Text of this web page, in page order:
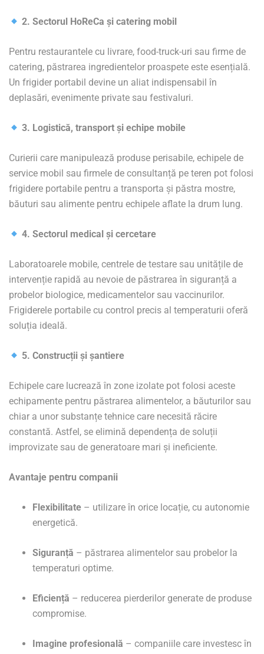
2. Sectorul HoReCa și catering mobil
Pentru restaurantele cu livrare, food-truck-uri sau firme de
catering, păstrarea ingredientelor proaspete este esențială.
Un frigider portabil devine un aliat indispensabil în
deplasări, evenimente private sau festivaluri.
3. Logistică, transport și echipe mobile
Curierii care manipulează produse perisabile, echipele de
service mobil sau firmele de consultanță pe teren pot folosi
frigidere portabile pentru a transporta și păstra mostre,
băuturi sau alimente pentru echipele aflate la drum lung.
4. Sectorul medical și cercetare
Laboratoarele mobile, centrele de testare sau unitățile de
intervenție rapidă au nevoie de păstrarea în siguranță a
probelor biologice, medicamentelor sau vaccinurilor.
Frigiderele portabile cu control precis al temperaturii oferă
soluția ideală.
5. Construcții și șantiere
Echipele care lucrează în zone izolate pot folosi aceste
echipamente pentru păstrarea alimentelor, a băuturilor sau
chiar a unor substanțe tehnice care necesită răcire
constantă. Astfel, se elimină dependența de soluții
improvizate sau de generatoare mari și ineficiente.
Avantaje pentru companii
Flexibilitate – utilizare în orice locație, cu autonomie
energetică.
Siguranță – păstrarea alimentelor sau probelor la
temperaturi optime.
Eficiență – reducerea pierderilor generate de produse
compromise.
Imagine profesională – companiile care investesc în